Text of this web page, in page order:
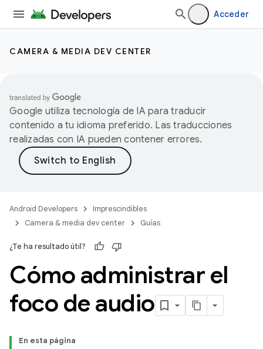
Acceder
CAMERA & MEDIA DEV CENTER
Google utiliza tecnología de IA para traducir
contenido a tu idioma preferido. Las traducciones
realizadas con IA pueden contener errores.
Android Developers
Imprescindibles
Camera & media dev center
Guías
¿Te ha resultado útil?
Cómo administrar el
foco de audio
En esta página